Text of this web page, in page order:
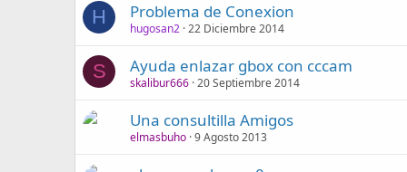
H Problema de Conexion
hugosan2 22 Diciembre 2014
S Ayuda enlazar gbox con cccam
skalibur666 20 Septiembre 2014
Una consultilla Amigos
elmasbuho 9 Agosto 2013